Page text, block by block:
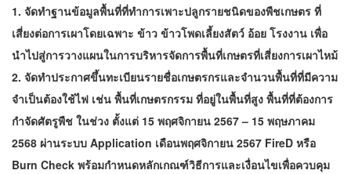
1. จัดทำฐานข้อมูลพื้นที่ที่ทำการเพาะปลูกรายชนิดของพืชเกษตร ที่
เสี่ยงต่อการเผาโดยเฉพาะ ข้าว ข้าวโพดเลี้ยงสัตว์ อ้อย โรงงาน เพื่อ
นำไปสู่การวางแผนในการบริหารจัดการพื้นที่เกษตรที่เสี่ยงการเผาไหม้
2. จัดทำประกาศขึ้นทะเบียนรายชื่อเกษตรกรและจำนวนพื้นที่ที่มีความ
จำเป็นต้องใช้ไฟ เช่น พื้นที่เกษตรกรรม ที่อยู่ในพื้นที่สูง พื้นที่ที่ต้องการ
กำจัดศัตรูพืช ในช่วง ตั้งแต่ 15 พฤศจิกายน 2567 – 15 พฤษภาคม
2568 ผ่านระบบ Application เดือนพฤศจิกายน 2567 FireD หรือ
Burn Check พร้อมกำหนดหลักเกณฑ์วิธีการและเงื่อนไขเพื่อควบคุม